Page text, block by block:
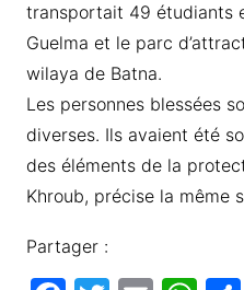
transportait 49 étudiants
Guelma et le parc
wilaya de Batna.
Les personnes blessées
diverses. Ils avaient été
des éléments de la
Khroub, précise la même
Partager :